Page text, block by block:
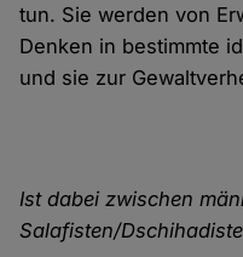
tun. Sie werden von
Denken in bestimmte
und sie zur
Ist dabei zwischen
Salafisten/